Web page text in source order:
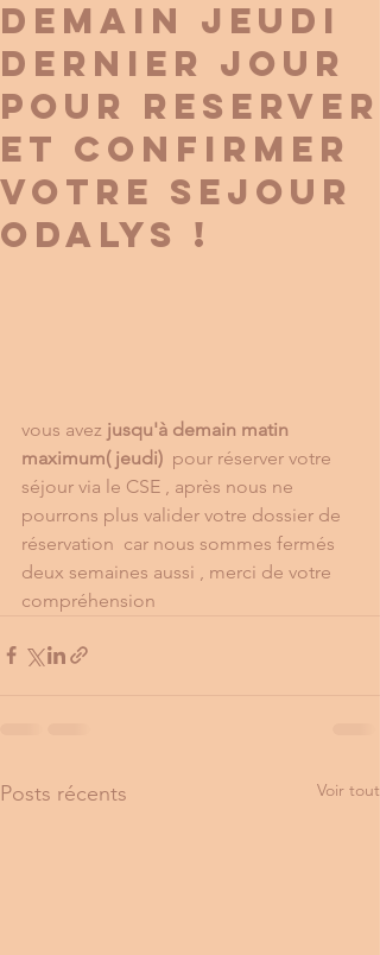
DEMAIN jeudi
DERNIER JOUR
POUR RESERVER
ET CONFIRMER
VOTRE SEJOUR
ODALYS !
vous avez jusqu'à demain matin
maximum( jeudi) pour réserver votre
séjour via le CSE , après nous ne
pourrons plus valider votre dossier de
réservation  car nous sommes fermés
deux semaines aussi , merci de votre
compréhension
Posts récents Voir tout